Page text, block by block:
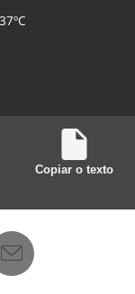
Copiar o texto